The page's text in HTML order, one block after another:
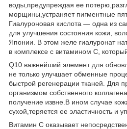
воды,предупреждая ее
морщины,устраняет пигментные
Гиалуроновая кислота — одна из
для улучшения состояния кожи,
Японии. В этом желе гиалуронат
в комплексе с витамином С,
Q10 важнейший элемент для
не только улучшает обменные
быстрой регенерации тканей. Для
организмом собственного
получение извне.В ином случае
сухой,теряется ее эластичность и
Витамин С оказывает